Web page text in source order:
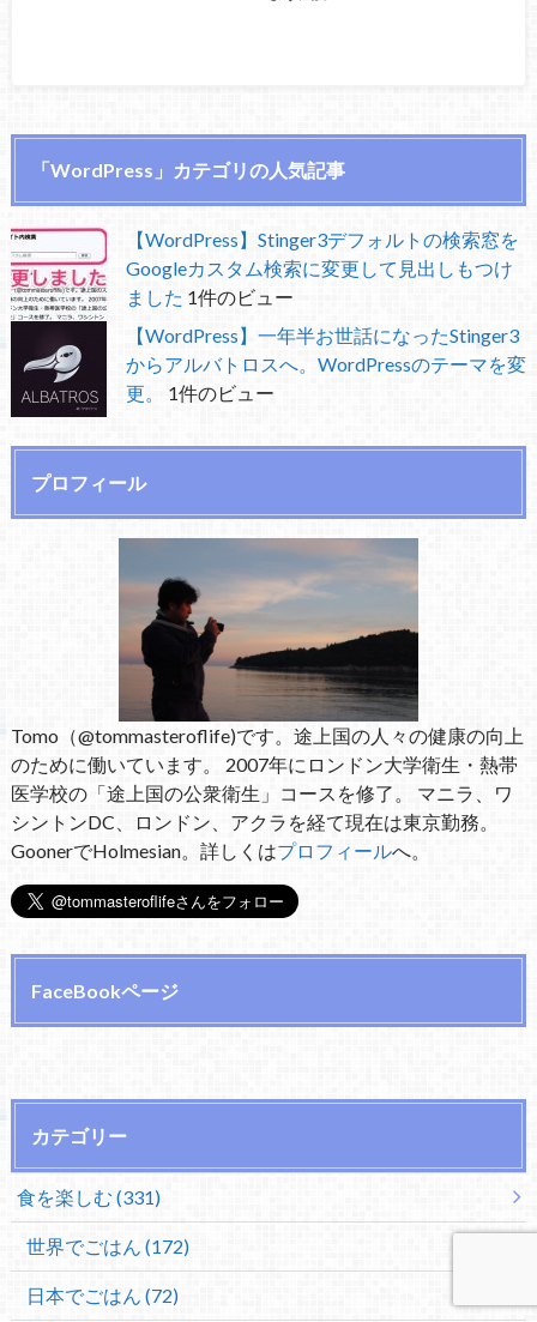
「WordPress」カテゴリの人気記事
【WordPress】Stinger3デフォルトの検索窓を
Googleカスタム検索に変更して見出しもつけ
ました 1件のビュー
【WordPress】一年半お世話になったStinger3
からアルバトロスへ。WordPressのテーマを変
更。
1件のビュー
プロフィール
Tomo（@tommasteroflife)です。途上国の人々の健康の向上
のために働いています。 2007年にロンドン大学衛生・熱帯
医学校の「途上国の公衆衛生」コースを修了。 マニラ、ワ
シントンDC、ロンドン、アクラを経て現在は東京勤務。
GoonerでHolmesian。詳しくはプロフィールへ。
FaceBookページ
カテゴリー
食を楽しむ (331)
世界でごはん (172)
日本でごはん (72)